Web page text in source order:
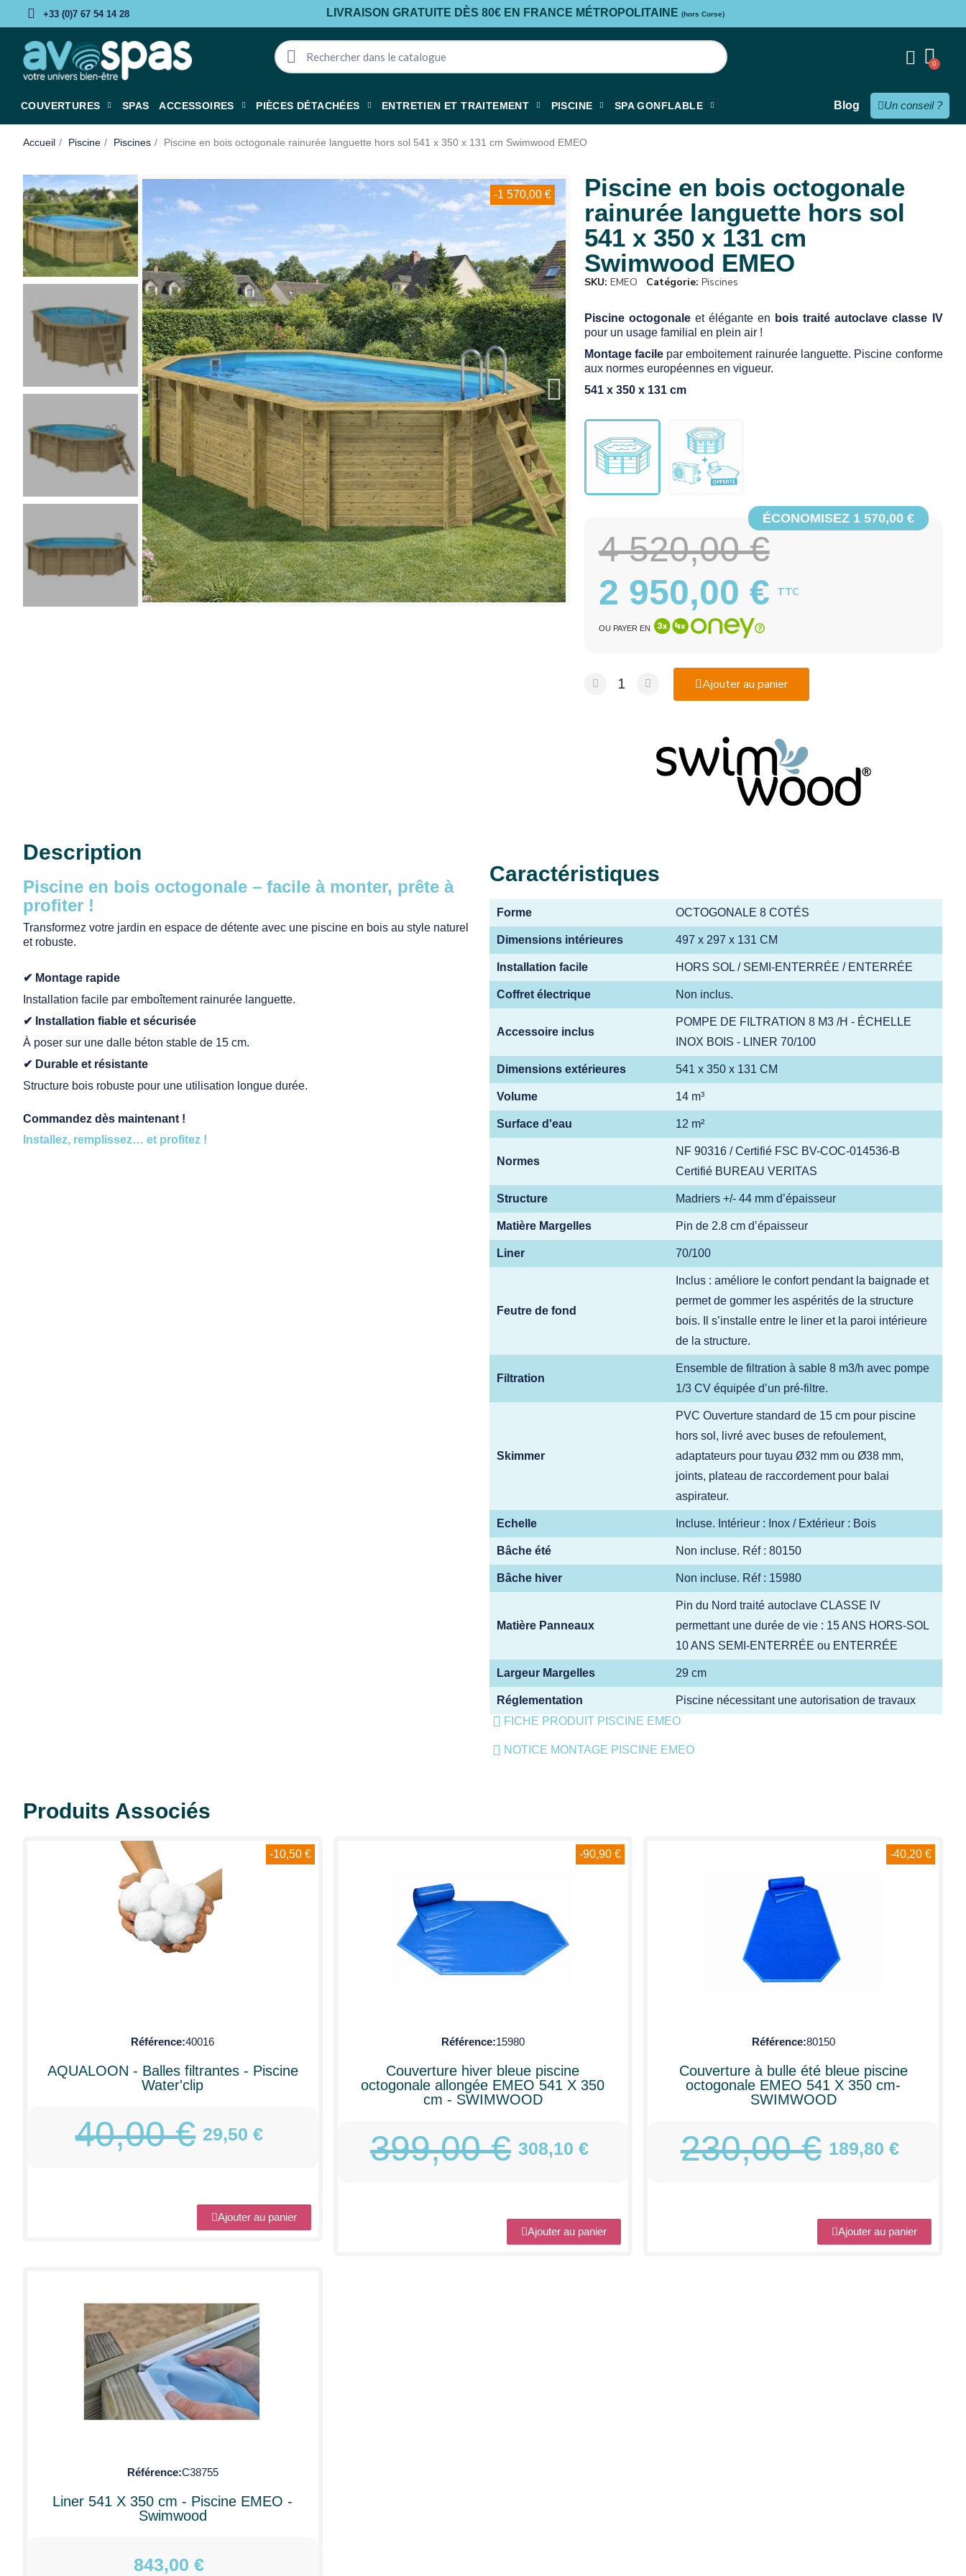
+33 (0)7 67 54 14 28 LIVRAISON GRATUITE DÈS 80€ EN FRANCE MÉTROPOLITAINE (hors Corse)
COUVERTURES SPAS ACCESSOIRES PIÈCES DÉTACHÉES ENTRETIEN ET TRAITEMENT PISCINE SPA GONFLABLE Blog Un conseil ?
Accueil Piscine Piscines Piscine en bois octogonale rainurée languette hors sol 541 x 350 x 131 cm Swimwood EMEO
-1 570,00 €
Piscine en bois octogonale
rainurée languette hors sol
541 x 350 x 131 cm
Swimwood EMEO
SKU EMEO Catégorie Piscines
Piscine octogonaleet élégante en bois traité autoclave classe IV
pour un usage familial en plein air !
Montage facilepar emboitement rainurée languette. Piscine conforme
aux normes européennes en vigueur.
541 x 350 x 131 cm
4 520,00 €
2 950,00 €
ÉCONOMISEZ 1 570,00 €
TTC
OU PAYER EN
Ajouter au panier
Description
Piscine en bois octogonale – facile à monter, prête à
profiter !
Transformez votre jardin en espace de détente avec une piscine en bois au style naturel
et robuste.
✔ Montage rapide
Installation facile par emboîtement rainurée languette.
✔ Installation fiable et sécurisée
À poser sur une dalle béton stable de 15 cm.
✔ Durable et résistante
Structure bois robuste pour une utilisation longue durée.
Commandez dès maintenant !
Installez, remplissez… et profitez !
Caractéristiques
Forme OCTOGONALE 8 COTÉS
Dimensions intérieures 497 x 297 x 131 CM
Installation facile HORS SOL / SEMI-ENTERRÉE / ENTERRÉE
Coffret électrique Non inclus.
Accessoire inclus
POMPE DE FILTRATION 8 M3 /H - ÉCHELLE
INOX BOIS - LINER 70/100
Dimensions extérieures 541 x 350 x 131 CM
Volume 14 m³
Surface d'eau 12 m²
Normes
NF 90316 / Certifié FSC BV-COC-014536-B
Certifié BUREAU VERITAS
Structure Madriers +/- 44 mm d’épaisseur
Matière Margelles Pin de 2.8 cm d’épaisseur
Liner 70/100
Feutre de fond
Inclus : améliore le confort pendant la baignade et
permet de gommer les aspérités de la structure
bois. Il s’installe entre le liner et la paroi intérieure
de la structure.
Filtration
Ensemble de filtration à sable 8 m3/h avec pompe
1/3 CV équipée d’un pré-filtre.
Skimmer
PVC Ouverture standard de 15 cm pour piscine
hors sol, livré avec buses de refoulement,
adaptateurs pour tuyau Ø32 mm ou Ø38 mm,
joints, plateau de raccordement pour balai
aspirateur.
Echelle Incluse. Intérieur : Inox / Extérieur : Bois
Bâche été Non incluse. Réf : 80150
Bâche hiver Non incluse. Réf : 15980
Matière Panneaux
Pin du Nord traité autoclave CLASSE IV
permettant une durée de vie : 15 ANS HORS-SOL
10 ANS SEMI-ENTERRÉE ou ENTERRÉE
Largeur Margelles 29 cm
Réglementation
Piscine nécessitant une autorisation de travaux
FICHE PRODUIT PISCINE EMEO
NOTICE MONTAGE PISCINE EMEO
Produits Associés
-10,50 €
Référence 40016
AQUALOON - Balles filtrantes - Piscine
Water'clip
40,00 € 29,50 €
Ajouter au panier
-90,90 €
Référence 15980
Couverture hiver bleue piscine
octogonale allongée EMEO 541 X 350
cm - SWIMWOOD
399,00 € 308,10 €
Ajouter au panier
-40,20 €
Référence 80150
Couverture à bulle été bleue piscine
octogonale EMEO 541 X 350 cm-
SWIMWOOD
230,00 € 189,80 €
Ajouter au panier
Référence C38755
Liner 541 X 350 cm - Piscine EMEO -
Swimwood
843,00 €